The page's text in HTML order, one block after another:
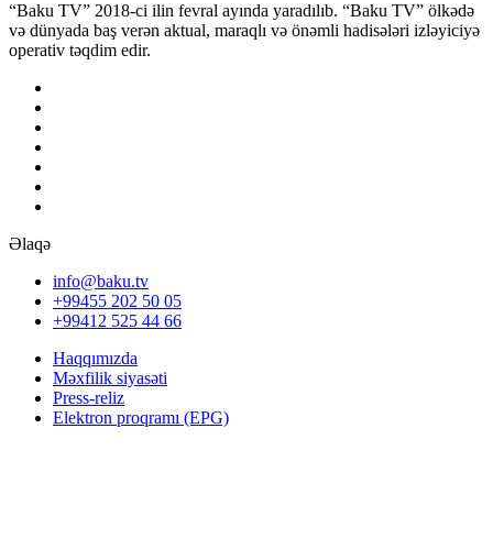
“Baku TV” 2018-ci ilin fevral ayında yaradılıb. “Baku TV” ölkədə
və dünyada baş verən aktual, maraqlı və önəmli hadisələri izləyiciyə
operativ təqdim edir.
Əlaqə
info@baku.tv
+99455 202 50 05
+99412 525 44 66
Haqqımızda
Məxfilik siyasəti
Press-reliz
Elektron proqramı (EPG)